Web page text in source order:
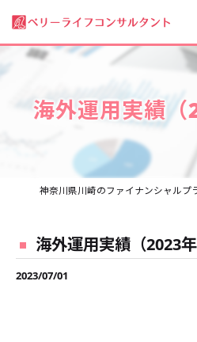
海外運用実績
海外運用実績（2023年
2023/07/01